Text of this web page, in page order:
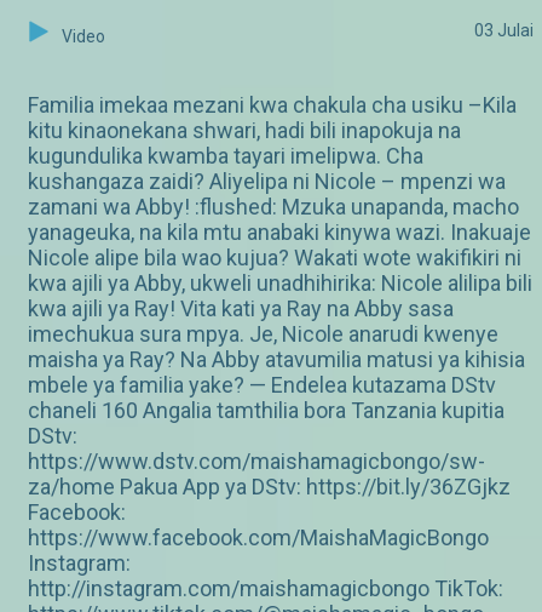
Video 03 Julai
Familia imekaa mezani kwa chakula cha usiku –Kila
kitu kinaonekana shwari, hadi bili inapokuja na
kugundulika kwamba tayari imelipwa. Cha
kushangaza zaidi? Aliyelipa ni Nicole – mpenzi wa
zamani wa Abby! :flushed: Mzuka unapanda, macho
yanageuka, na kila mtu anabaki kinywa wazi. Inakuaje
Nicole alipe bila wao kujua? Wakati wote wakifikiri ni
kwa ajili ya Abby, ukweli unadhihirika: Nicole alilipa bili
kwa ajili ya Ray! Vita kati ya Ray na Abby sasa
imechukua sura mpya. Je, Nicole anarudi kwenye
maisha ya Ray? Na Abby atavumilia matusi ya kihisia
mbele ya familia yake? — Endelea kutazama DStv
chaneli 160 Angalia tamthilia bora Tanzania kupitia
DStv:
https://www.dstv.com/maishamagicbongo/sw-
za/home Pakua App ya DStv: https://bit.ly/36ZGjkz
Facebook:
https://www.facebook.com/MaishaMagicBongo
Instagram:
http://instagram.com/maishamagicbongo TikTok: